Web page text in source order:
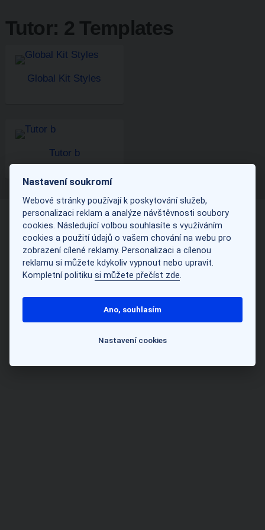
Tutor: 2 Templates
Global Kit Styles
Tutor b
Nastavení soukromí
Webové stránky používají k poskytování služeb,
personalizaci reklam a analýze návštěvnosti soubory
cookies. Následující volbou souhlasíte s využíváním
cookies a použití údajů o vašem chování na webu pro
zobrazení cílené reklamy. Personalizaci a cílenou
reklamu si můžete kdykoliv vypnout nebo upravit.
Kompletní politikusi můžete přečíst zde.
Ano, souhlasím
Nastavení cookies